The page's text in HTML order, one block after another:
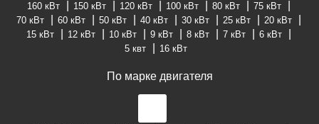
160 кВт
150 кВт 120 кВт 100 кВт 80 кВт
75 кВт
70 кВт
60 кВт 50 кВт 40 кВт 30 кВт 25 кВт
20 кВт
15 кВт
12 кВт 10 кВт 9 кВт 8 кВт 7 кВт
6 кВт
5 квт
16 кВт
По марке двигателя